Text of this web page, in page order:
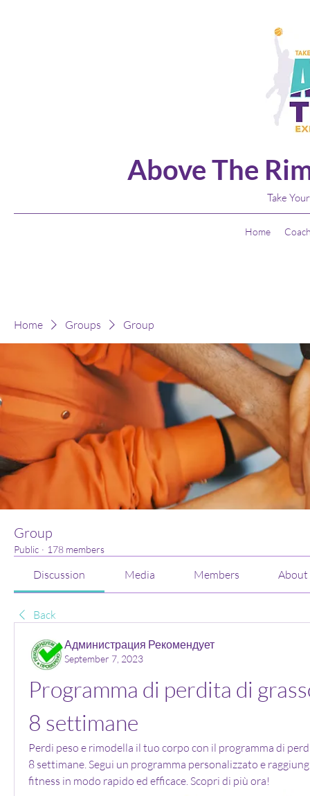
Above The
Take
Home
Home Groups Group
Group
Public · 178 members
Discussion Media Members About
Back
Администрация Рекомендует
September 7, 2023
Programma di perdita di
8 settimane
Perdi peso e rimodella il tuo corpo con il programma di
8 settimane. Segui un programma personalizzato e
fitness in modo rapido ed efficace. Scopri di più ora!